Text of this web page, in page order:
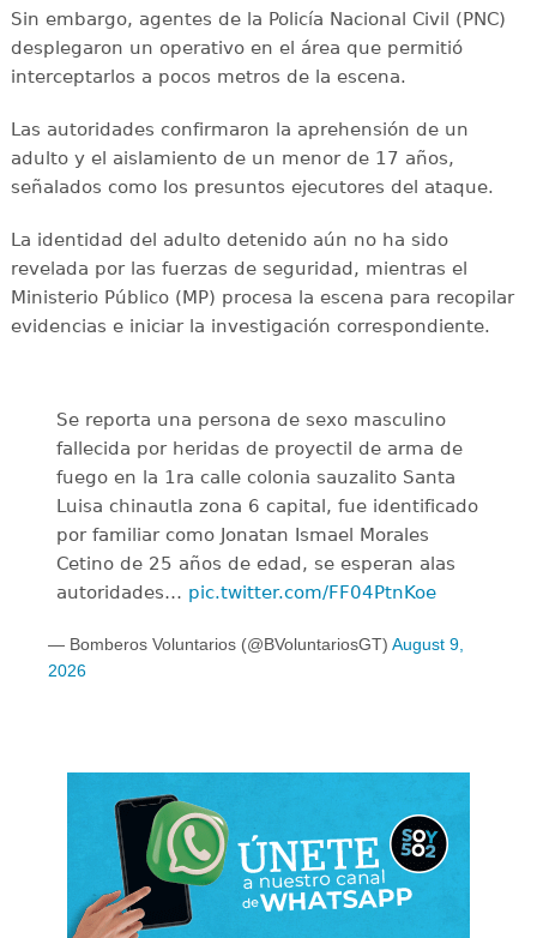
Sin embargo, agentes de la Policía Nacional Civil (PNC)
desplegaron un operativo en el área que permitió
interceptarlos a pocos metros de la escena.
Las autoridades confirmaron la aprehensión de un
adulto y el aislamiento de un menor de 17 años,
señalados como los presuntos ejecutores del ataque.
La identidad del adulto detenido aún no ha sido
revelada por las fuerzas de seguridad, mientras el
Ministerio Público (MP) procesa la escena para recopilar
evidencias e iniciar la investigación correspondiente.
Se reporta una persona de sexo masculino
fallecida por heridas de proyectil de arma de
fuego en la 1ra calle colonia sauzalito Santa
Luisa chinautla zona 6 capital, fue identificado
por familiar como Jonatan Ismael Morales
Cetino de 25 años de edad, se esperan alas
autoridades… pic.twitter.com/FF04PtnKoe
— Bomberos Voluntarios (@BVoluntariosGT) August 9,
2026